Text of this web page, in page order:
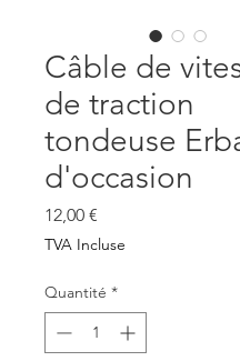
Câble de
de traction
tondeuse
d'occasion
12,00 €
TVA Incluse
Quantité *